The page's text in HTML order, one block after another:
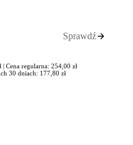
Sprawdź
| Cena regularna: 254,00 zł
30 dniach: 177,80 zł